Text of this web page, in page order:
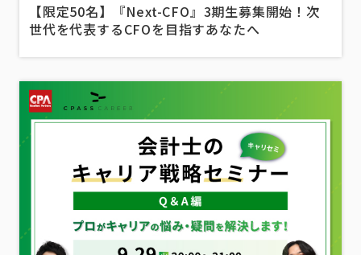
【限定50名】『Next-CFO』3期生募集開始！次
世代を代表するCFOを目指すあなたへ